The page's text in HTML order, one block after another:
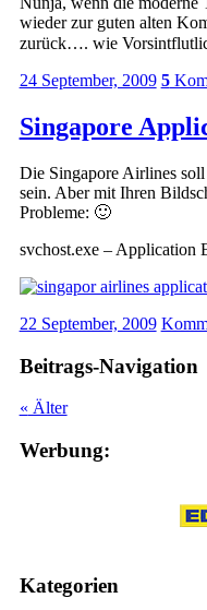
wieder zur guten alten
zurück…. wie
24 September, 2009 5
Singapore
Die Singapore Airlines soll
sein. Aber mit Ihren
Probleme: 🙂
svchost.exe – Application
22 September, 2009
Beitrags-Navigation
« Älter
Werbung:
Kategorien